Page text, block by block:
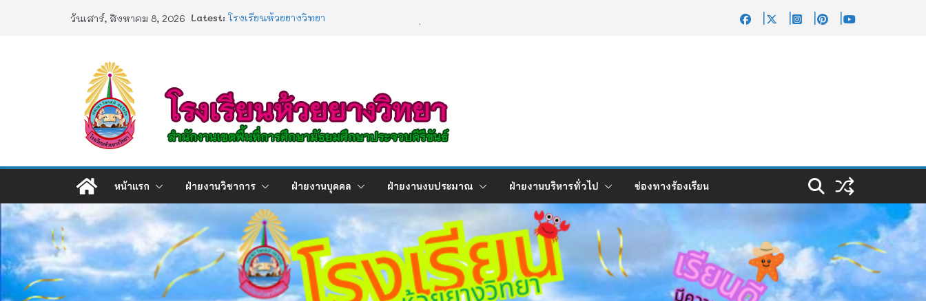
วันเสาร์, สิงหาคม 8, 2026 Latest: โรงเรียนห้วยยางวิทยา
Artificial Intelligence : AI )
หน้าแรก ฝ่ายงานวิชาการ ฝ่ายงานบุคคล ฝ่ายงานงบประมาณ ฝ่ายงานบริหารทั่วไป ช่องทางร้องเรียน